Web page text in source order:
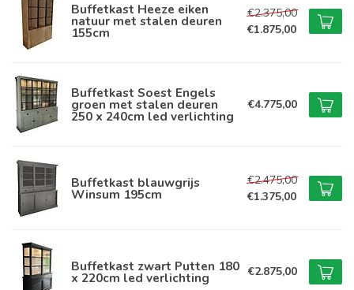
Buffetkast Heeze eiken
natuur met stalen deuren
155cm
€2.375,00
€1.875,00
Buffetkast Soest Engels
groen met stalen deuren
250 x 240cm led verlichting
€4.775,00
Buffetkast blauwgrijs
Winsum 195cm
€2.475,00
€1.375,00
Buffetkast zwart Putten 180
x 220cm led verlichting €2.875,00